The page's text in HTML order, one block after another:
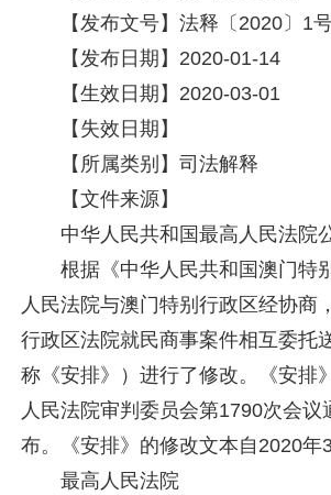
【发布文号】法释〔2020〕1
【发布日期】2020-01-14
【生效日期】2020-03-01
【失效日期】
【所属类别】司法解释
【文件来源】
中华人民共和国最高人民法院
根据《中华人民共和国澳门特
人民法院与澳门特别行政区经协商
行政区法院就民商事案件相互委托
称《安排》）进行了修改。《安排
人民法院审判委员会第1790次会
布。《安排》的修改文本自2020年
最高人民法院